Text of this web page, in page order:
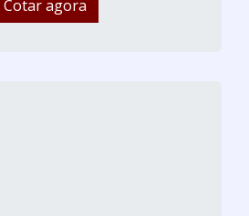
Cotar agora